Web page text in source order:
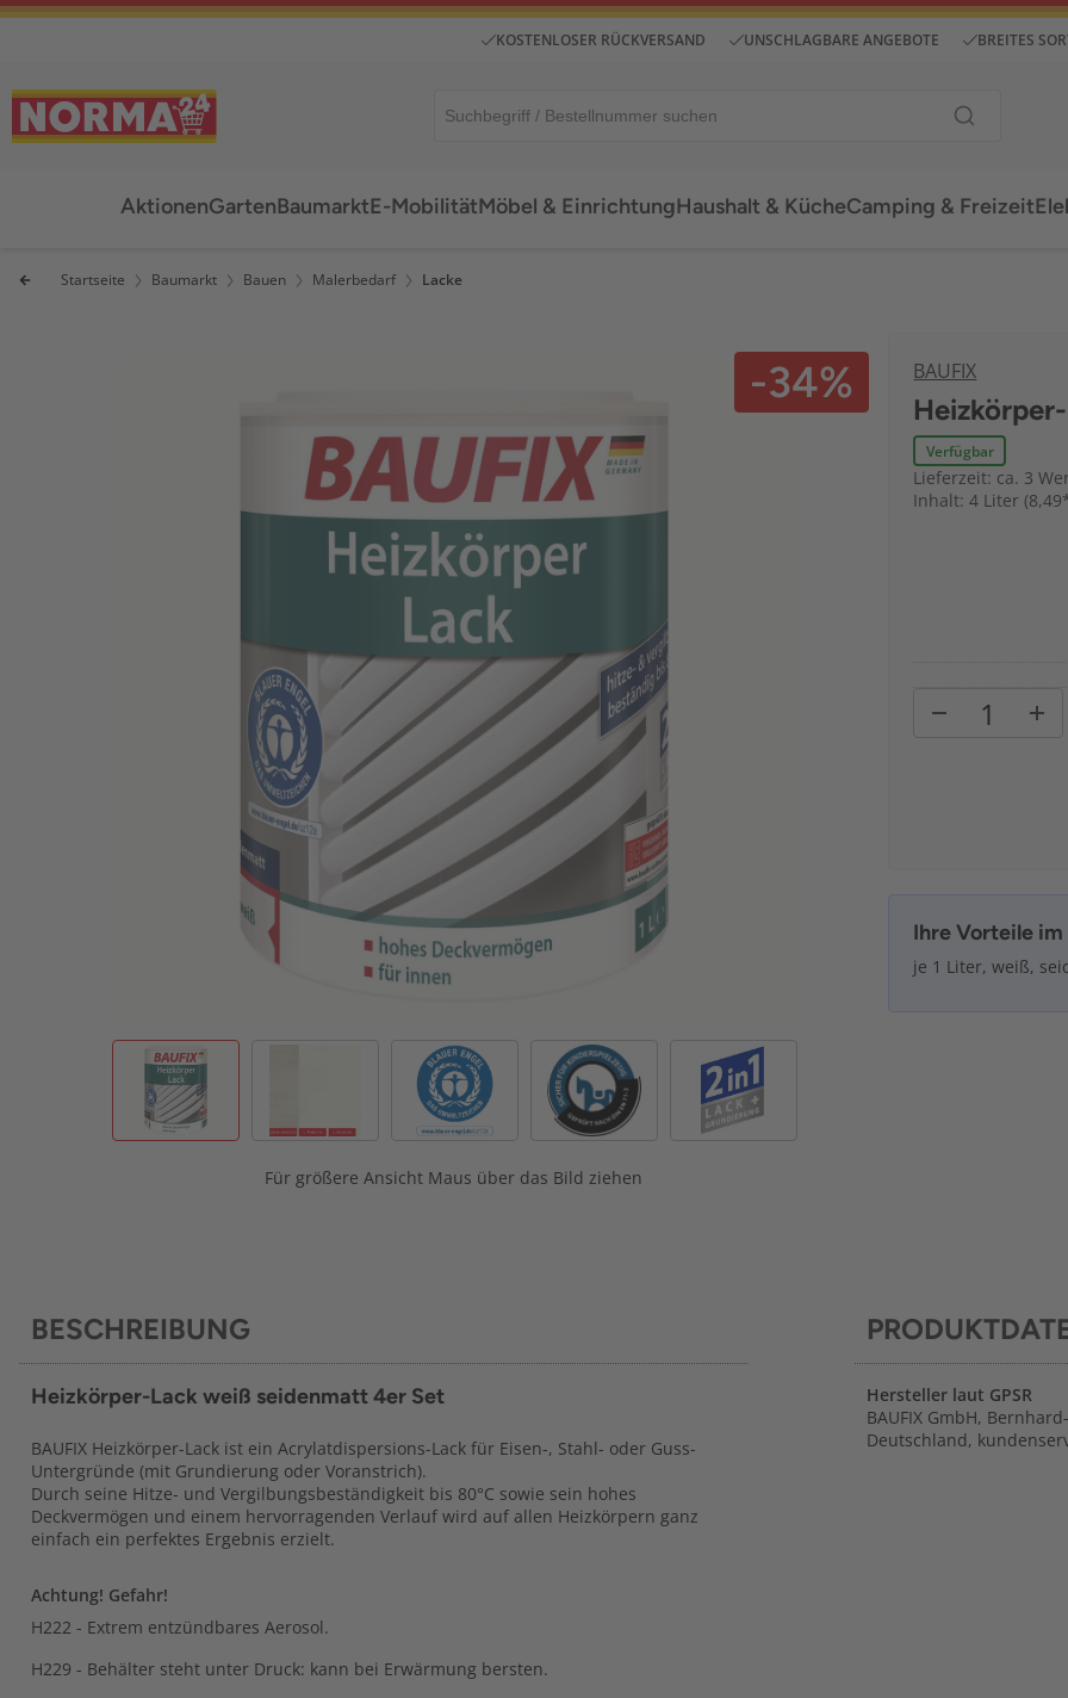
KOSTENLOSER RÜCKVERSAND UNSCHLAGBARE ANGEBOTE BREITES
AktionenGartenBaumarktE-MobilitätMöbel & EinrichtungHaushalt & KücheCamping & Freizeit
Startseite Baumarkt Bauen Malerbedarf Lacke
Für größere Ansicht Maus über das Bild ziehen
-34% BAUFIX
Verfügbar
Lieferzeit: ca. 3
Inhalt: 4 Liter
Ihre Vorteile
je 1 Liter, weiß,
BESCHREIBUNG
Heizkörper-Lack weiß seidenmatt 4er Set
BAUFIX Heizkörper-Lack ist ein Acrylatdispersions-Lack für Eisen-, Stahl- oder Guss-
Untergründe (mit Grundierung oder Voranstrich).
Durch seine Hitze- und Vergilbungsbeständigkeit bis 80°C sowie sein hohes
Deckvermögen und einem hervorragenden Verlauf wird auf allen Heizkörpern ganz
einfach ein perfektes Ergebnis erzielt.
Achtung! Gefahr!
H222 - Extrem entzündbares Aerosol.
H229 - Behälter steht unter Druck: kann bei Erwärmung bersten.
Hersteller laut GPSR
BAUFIX GmbH,
Deutschland,